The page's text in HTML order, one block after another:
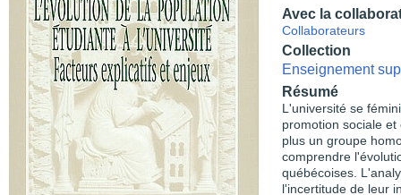
Avec la
Collaborateurs
Collection
Enseignement
Résumé
L'université se
promotion sociale
plus un groupe
comprendre
québécoises.
l'incertitude de leur